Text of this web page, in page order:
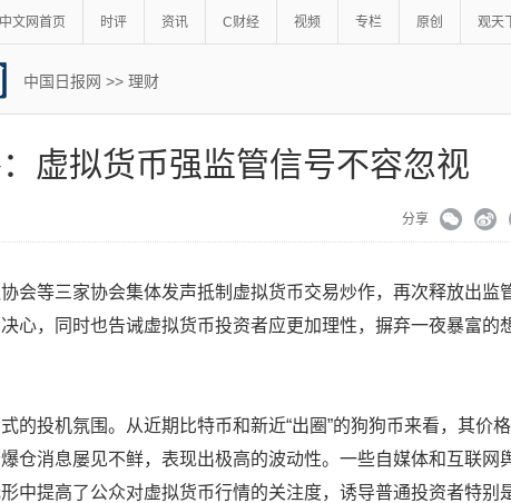
中文网首页 时评 资讯 C财经 视频 专栏 原创 观天
中国日报网 >> 理财
虚拟货币强监管信号不容忽视
分享
会等三家协会集体发声抵制虚拟货币交易炒作，再次释放出监
心，同时也告诫虚拟货币投资者应更加理性，摒弃一夜暴富的
的投机氛围。从近期比特币和新近“出圈”的狗狗币来看，其价
仓消息屡见不鲜，表现出极高的波动性。一些自媒体和互联网
中提高了公众对虚拟货币行情的关注度，诱导普通投资者特别